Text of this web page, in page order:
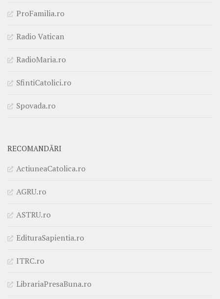
ProFamilia.ro
Radio Vatican
RadioMaria.ro
SfintiCatolici.ro
Spovada.ro
RECOMANDĂRI
ActiuneaCatolica.ro
AGRU.ro
ASTRU.ro
EdituraSapientia.ro
ITRC.ro
LibrariaPresaBuna.ro